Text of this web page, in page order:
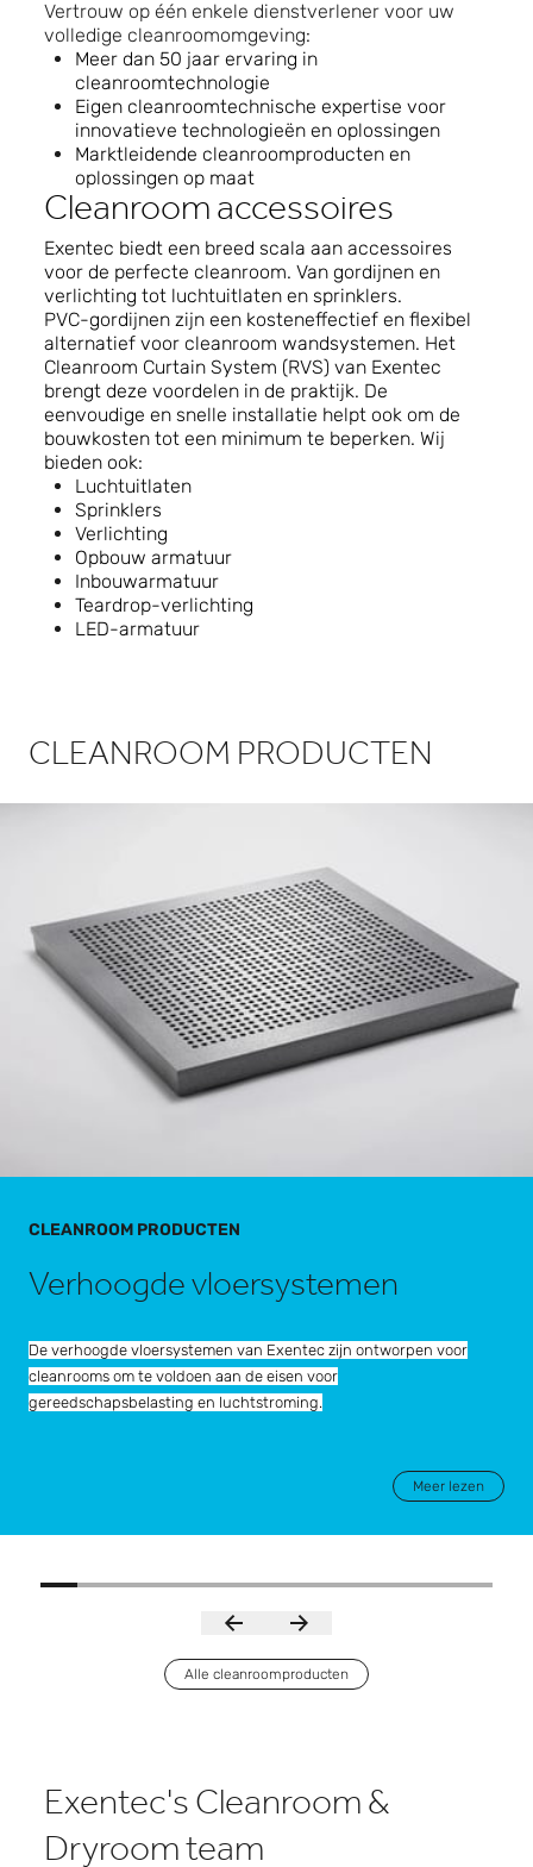
Vertrouw op één enkele dienstverlener voor uw
volledige cleanroomomgeving:
Meer dan 50 jaar ervaring in
cleanroomtechnologie
Eigen cleanroomtechnische expertise voor
innovatieve technologieën en oplossingen
Marktleidende cleanroomproducten en
oplossingen op maat
Cleanroom accessoires
Exentec biedt een breed scala aan accessoires
voor de perfecte cleanroom. Van gordijnen en
verlichting tot luchtuitlaten en sprinklers.
PVC-gordijnen zijn een kosteneffectief en flexibel
alternatief voor cleanroom wandsystemen. Het
Cleanroom Curtain System (RVS) van Exentec
brengt deze voordelen in de praktijk. De
eenvoudige en snelle installatie helpt ook om de
bouwkosten tot een minimum te beperken. Wij
bieden ook:
Luchtuitlaten
Sprinklers
Verlichting
Opbouw armatuur
Inbouwarmatuur
Teardrop-verlichting
LED-armatuur
CLEANROOM PRODUCTEN
CLEANROOM PRODUCTEN
Verhoogde vloersystemen
De verhoogde vloersystemen van Exentec zijn ontworpen voor
cleanrooms om te voldoen aan de eisen voor
gereedschapsbelasting en luchtstroming.
Meer lezen
Alle cleanroomproducten
Exentec's Cleanroom &
Dryroom team